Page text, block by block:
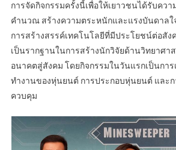
การจัดกิจกรรมครั้งนี้เพื่อให้เยาวชนได้รับคว
คำนวณ สร้างความตระหนักและแรงบันดาล
การสร้างสรรค์เทคโนโลยีที่มีประโยชน์ต่อสั
เป็นรากฐานในการสร้างนักวิจัยด้านวิทยาศา
อนาคตสู่สังคม โดยกิจกรรมในวันแรกเป็นการ
ทำงานของหุ่นยนต์ การประกอบหุ่นยนต์ และ
ควบคุม